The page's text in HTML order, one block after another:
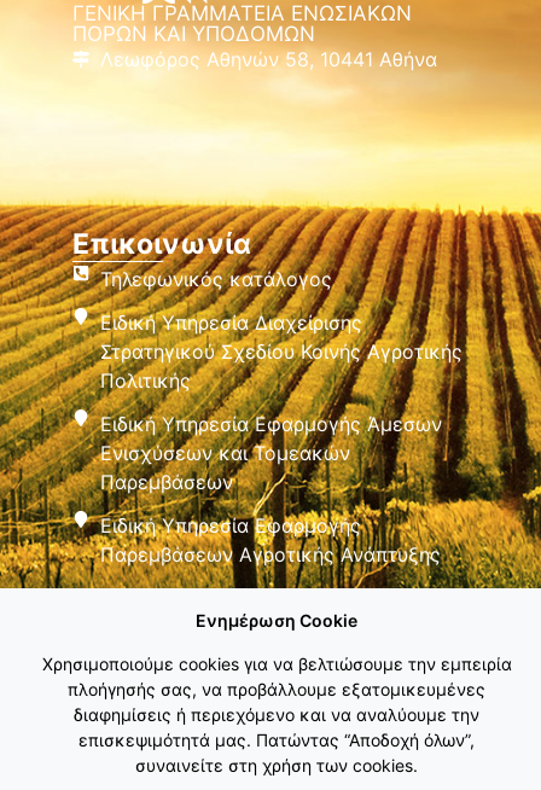
ΓΕΝΙΚΗ ΓΡΑΜΜΑΤΕΙΑ ΕΝΩΣΙΑΚΩΝ
ΠΟΡΩΝ ΚΑΙ ΥΠΟΔΟΜΩΝ
Λεωφόρος Αθηνών 58, 10441 Αθήνα
Επικοινωνία
Τηλεφωνικός κατάλογος
Ειδική Υπηρεσία Διαχείρισης
Στρατηγικού Σχεδίου Κοινής Αγροτικής
Πολιτικής
Ειδική Υπηρεσία Εφαρμογής Άμεσων
Ενισχύσεων και Τομεακών
Παρεμβάσεων
Ειδική Υπηρεσία Εφαρμογής
Παρεμβάσεων Αγροτικής Ανάπτυξης
Εθνικό Δίκτυο ΚΑΠ
Ενημέρωση Cookie
Χρησιμοποιούμε cookies για να βελτιώσουμε την εμπειρία
πλοήγησής σας, να προβάλλουμε εξατομικευμένες
διαφημίσεις ή περιεχόμενο και να αναλύουμε την
επισκεψιμότητά μας. Πατώντας “Αποδοχή όλων”,
συναινείτε στη χρήση των cookies.